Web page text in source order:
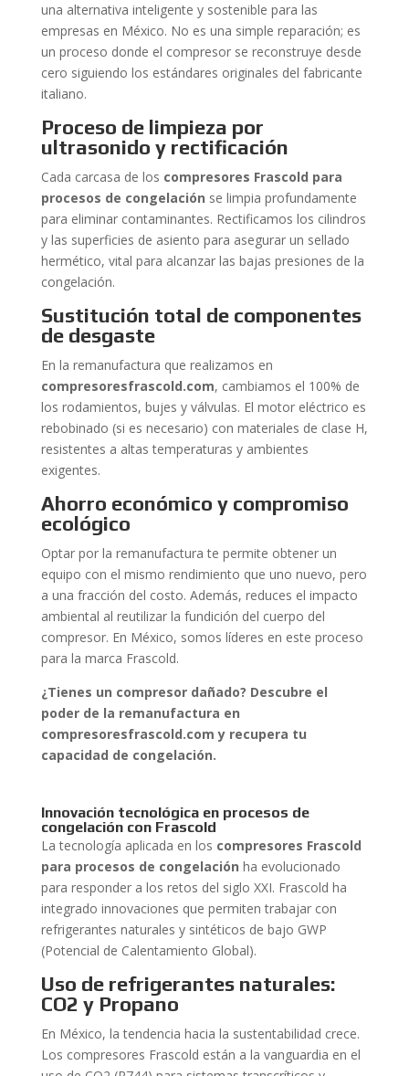
una alternativa inteligente y sostenible para las
empresas en México. No es una simple reparación; es
un proceso donde el compresor se reconstruye desde
cero siguiendo los estándares originales del fabricante
italiano.
Proceso de limpieza por
ultrasonido y rectificación
Cada carcasa de los compresores Frascold para
procesos de congelación se limpia profundamente
para eliminar contaminantes. Rectificamos los cilindros
y las superficies de asiento para asegurar un sellado
hermético, vital para alcanzar las bajas presiones de la
congelación.
Sustitución total de componentes
de desgaste
En la remanufactura que realizamos en
compresoresfrascold.com, cambiamos el 100% de
los rodamientos, bujes y válvulas. El motor eléctrico es
rebobinado (si es necesario) con materiales de clase H,
resistentes a altas temperaturas y ambientes
exigentes.
Ahorro económico y compromiso
ecológico
Optar por la remanufactura te permite obtener un
equipo con el mismo rendimiento que uno nuevo, pero
a una fracción del costo. Además, reduces el impacto
ambiental al reutilizar la fundición del cuerpo del
compresor. En México, somos líderes en este proceso
para la marca Frascold.
¿Tienes un compresor dañado? Descubre el
poder de la remanufactura en
compresoresfrascold.com y recupera tu
capacidad de congelación.
Innovación tecnológica en procesos de
congelación con Frascold
La tecnología aplicada en los compresores Frascold
para procesos de congelación ha evolucionado
para responder a los retos del siglo XXI. Frascold ha
integrado innovaciones que permiten trabajar con
refrigerantes naturales y sintéticos de bajo GWP
(Potencial de Calentamiento Global).
Uso de refrigerantes naturales:
CO2 y Propano
En México, la tendencia hacia la sustentabilidad crece.
Los compresores Frascold están a la vanguardia en el